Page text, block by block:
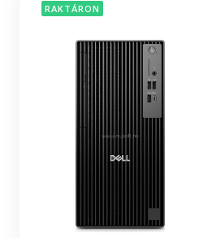
RAKTÁRON